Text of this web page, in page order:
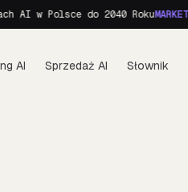
AI w Polsce do 2040 Roku
AI Sprzedaż AI Słownik